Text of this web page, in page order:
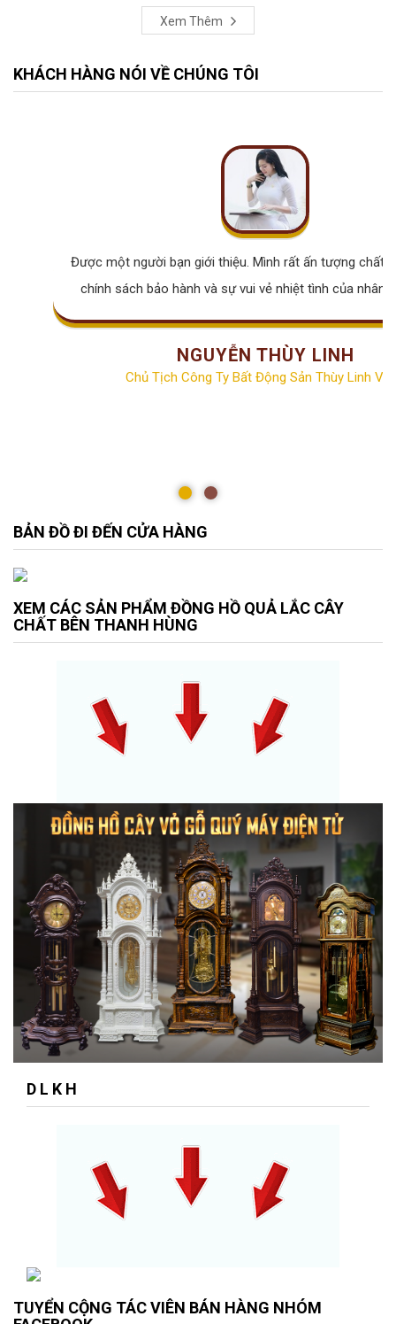
Xem Thêm
KHÁCH HÀNG NÓI VỀ CHÚNG TÔI
Được một người bạn giới thiệu. Mình rất ấn tượng chất
chính sách bảo hành và sự vui vẻ nhiệt tình của nhân
NGUYỄN THÙY LINH
Chủ Tịch Công Ty Bất Động Sản Thùy Linh
BẢN ĐỒ ĐI ĐẾN CỬA HÀNG
XEM CÁC SẢN PHẨM ĐỒNG HỒ QUẢ LẮC CÂY
CHẤT BÊN THANH HÙNG
D L K H
TUYỂN CỘNG TÁC VIÊN BÁN HÀNG NHÓM